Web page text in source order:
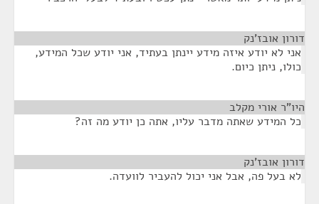
דורון אובז'נק
אני לא יודע איזה מידע יינתן בעתיד, אני יודע שכל המידע,
כולו, ניתן כיום.
היו"ר אורי מקלב
כל המידע שאתה מדבר עליו, אתה כן יודע מה זה?
דורון אובז'נק
לא בעל פה, אבל אני יכול להעביר לוועדה.